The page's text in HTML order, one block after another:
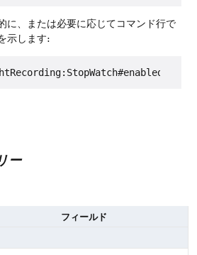
に、または必要に応じてコマンド行で
示します:
ー
フィールド